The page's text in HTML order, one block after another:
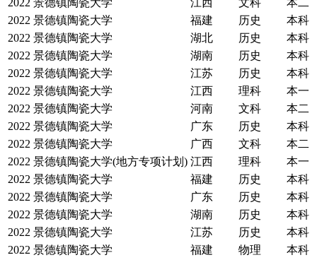
2022 景德镇陶瓷大学 福建 历史
本科
2022 景德镇陶瓷大学 湖北 历史
本科
2022 景德镇陶瓷大学 湖南 历史
本科
2022 景德镇陶瓷大学 江苏 历史
本科
2022 景德镇陶瓷大学 江西 理科
本一
2022 景德镇陶瓷大学 河南 文科
本二
2022 景德镇陶瓷大学 广东 历史
本科
2022 景德镇陶瓷大学 广西 文科
本二
2022 景德镇陶瓷大学(地方专项计划) 江西 理科
本一
2022 景德镇陶瓷大学 福建 历史
本科
2022 景德镇陶瓷大学 广东 历史
本科
2022 景德镇陶瓷大学 湖南 历史
本科
2022 景德镇陶瓷大学 江苏 历史
本科
2022 景德镇陶瓷大学 福建 物理
本科